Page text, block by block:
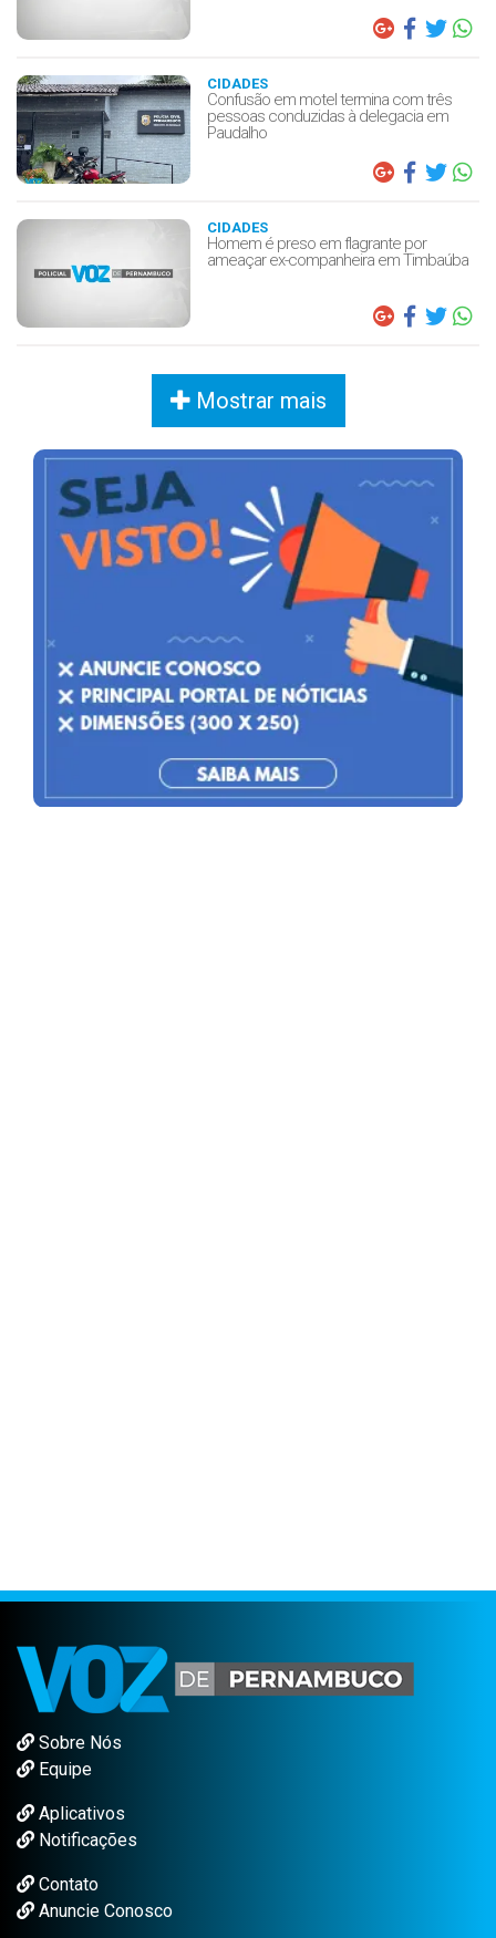
CIDADES
Confusão em motel termina com três
pessoas conduzidas à delegacia em
Paudalho
CIDADES
Homem é preso em flagrante por
ameaçar ex-companheira em Timbaúba
Mostrar mais
Sobre Nós
Equipe
Aplicativos
Notificações
Contato
Anuncie Conosco